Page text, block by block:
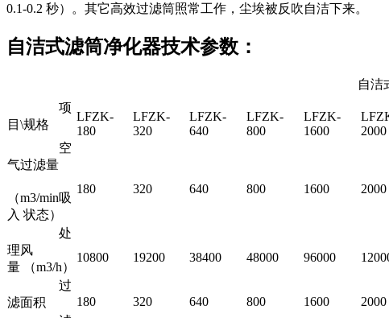
0.1-0.2 秒）。其它高效过滤筒照常工作，尘埃被反吹自洁下来。
自洁式滤筒净化器技术参数：
自洁式
项
目\规格
LFZK-
180
LFZK-
320
LFZK-
640
LFZK-
800
LFZK-
1600
2000
空
气过滤量
180
320 640 800 1600 2000
（m3/min吸
入 状态）
处
理风
量 （m3/h）
10800 19200 38400 48000 96000
过
滤面积
180 320 640 800 1600 2000